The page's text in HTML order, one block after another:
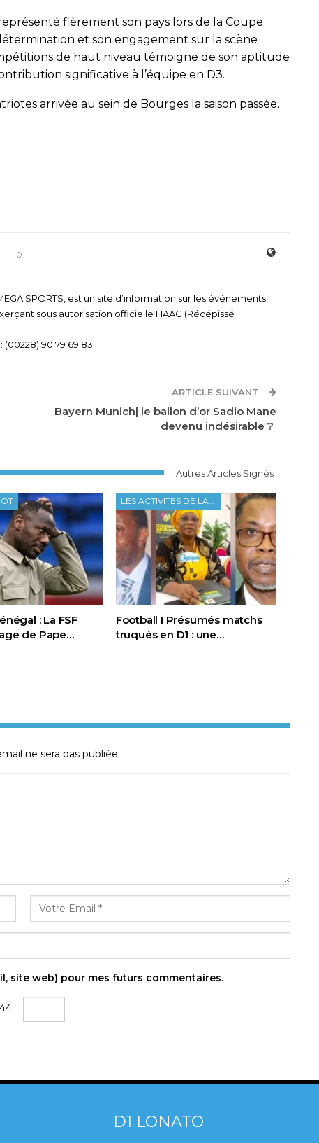
fièrement son pays lors de la Coupe
et son engagement sur la scène
de haut niveau témoigne de son aptitude
significative à l’équipe en D3.
arrivée au sein de Bourges la saison passée.
0
SPORTS, est un site d’information sur les événements
sous autorisation officielle HAAC (Récépissé
(00228) 90 79 69 83
ARTICLE SUIVANT
Bayern Munich| le ballon d’or Sadio Mane
devenu indésirable ?
Autres Articles Signés
: La FSF
de Pape…
Football I Présumés matchs
truqués en D1 : une…
ne sera pas publiée.
site web) pour mes futurs commentaires.
=
D1 LONATO